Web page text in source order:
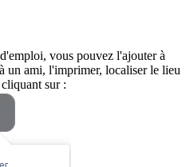
vous pouvez l'ajouter à
un ami, l'imprimer, localiser le lieu
sur :